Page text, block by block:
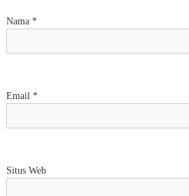
Nama *
Email *
Situs Web